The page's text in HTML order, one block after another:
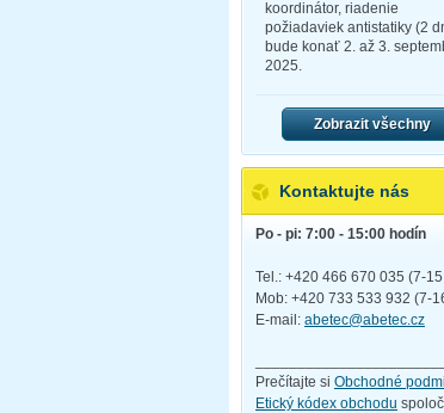
koordinátor, riadenie
požiadaviek antistatiky (2
bude konať 2. až 3.
2025.
Zobrazit všechny
Kontaktujte nás
Po - pi: 7:00 - 15:00 hodín
Tel.: +420 466 670 035 (7-
Mob: +420 733 533 932 (7-
E-mail: abetec@abetec.cz
Prečítajte si Obchodné
Etický kódex obchodu